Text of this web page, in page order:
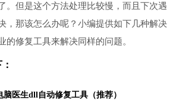
。但是这个方法处理比较慢，而且下次遇
，那该怎么办呢？小编提供如下几种解决
的修复工具来解决同样的问题。
脑医生dll自动修复工具（推荐）